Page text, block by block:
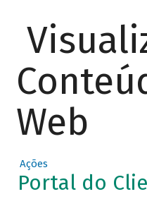
Web
Ações
Portal do